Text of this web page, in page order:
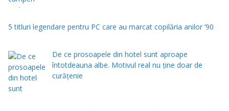
5 titluri legendare pentru PC care au marcat copilăria anilor ’90
De ce prosoapele din hotel sunt aproape
întotdeauna albe. Motivul real nu ține doar de
curățenie